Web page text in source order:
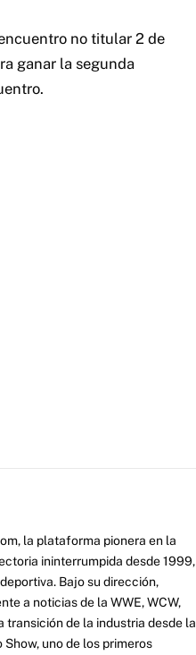
no titular 2 de
ganar la segunda
la plataforma pionera en la
ininterrumpida desde 1999,
Bajo su dirección,
a noticias de la WWE, WCW,
transición de la industria desde la
uno de los primeros